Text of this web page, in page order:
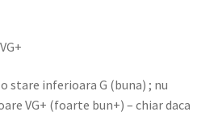
stare inferioara G (buna) ; nu
VG+ (foarte bun+) – chiar daca